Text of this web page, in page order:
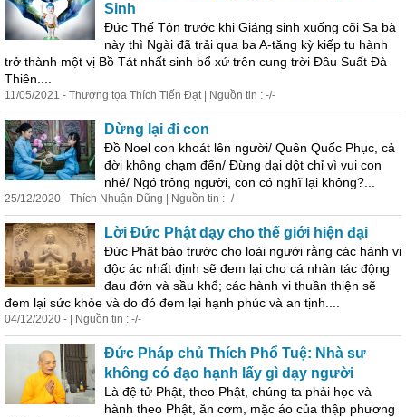
Sinh
Đức Thế Tôn trước khi Giáng sinh xuống cõi Sa bà
này thì Ngài đã trải qua ba A-tăng kỳ kiếp tu hành
trở thành một vị Bồ Tát nhất sinh bổ xứ trên cung trời Đâu Suất Đà
Thiên....
11/05/2021 - Thượng tọa Thích Tiến Đạt | Nguồn tin : -/-
Dừng lại đi con
Đồ Noel con khoát lên người/ Quên Quốc Phục, cả
đời không chạm đến/ Đừng dại dột chỉ vì vui con
nhé/ Ngó trông người, con có nghĩ lại không?...
25/12/2020 - Thích Nhuận Dũng | Nguồn tin : -/-
Lời Đức Phật dạy cho thế giới hiện đại
Đức Phật báo trước cho loài người rằng các hành vi
độc ác nhất định sẽ đem lại cho cá nhân tác động
đau đớn và sầu khổ; các hành vi thuần thiện sẽ
đem lại sức khỏe và do đó đem lại hạnh phúc và an tịnh....
04/12/2020 - | Nguồn tin : -/-
Đức Pháp chủ Thích Phổ Tuệ: Nhà sư
không có đạo hạnh lấy gì dạy người
Là đệ tử Phật, theo Phật, chúng ta phải học và
hành theo Phật, ăn cơm, mặc áo của thập phương